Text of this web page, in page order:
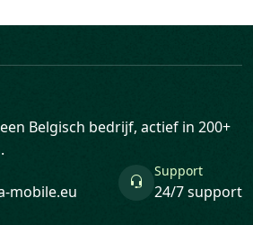
Belgisch bedrijf, actief in 200+
mobile.eu
Support
24/7 support